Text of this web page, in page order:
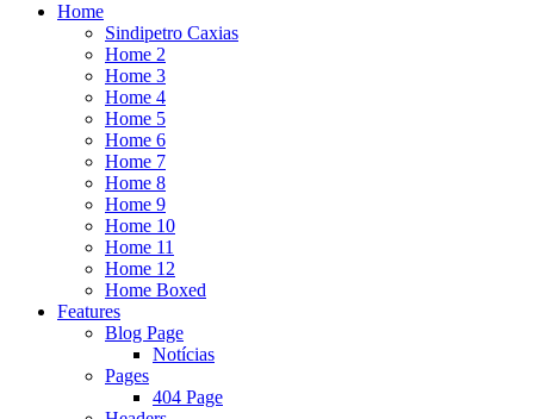
Home
Sindipetro Caxias
Home 2
Home 3
Home 4
Home 5
Home 6
Home 7
Home 8
Home 9
Home 10
Home 11
Home 12
Home Boxed
Features
Blog Page
Notícias
Pages
404 Page